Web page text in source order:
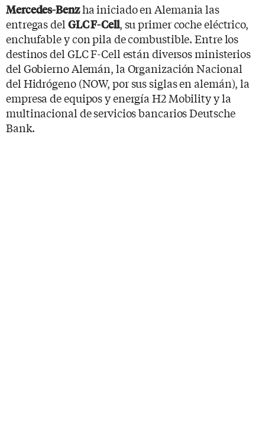
Mercedes-Benzha iniciado en Alemania las
entregas del GLC F-Cell, su primer coche eléctrico,
enchufable y con pila de combustible. Entre los
destinos del GLC F-Cell están diversos ministerios
del Gobierno Alemán, la Organización Nacional
del Hidrógeno (NOW, por sus siglas en alemán), la
empresa de equipos y energía H2 Mobility y la
multinacional de servicios bancarios Deutsche
Bank.